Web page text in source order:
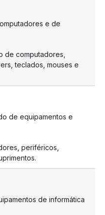
e de
de computadores,
teclados, mouses e
de equipamentos e
periféricos,
de informática